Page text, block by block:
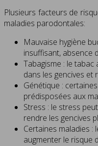
Plusieurs facteurs de
maladies parodontales:
Mauvaise hygiène
insuffisant, absence
Tabagisme : le
dans les gencives et
Génétique :
prédisposées aux
Stress : le stress
rendre les gencives
Certaines maladies :
augmenter le risque